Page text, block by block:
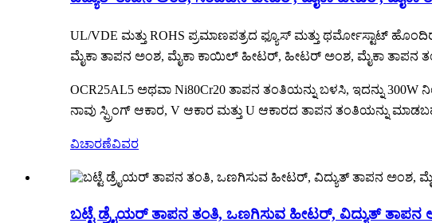
UL/VDE ಮತ್ತು ROHS ಪ್ರಮಾಣಪತ್ರದ ಫ್ಯೂಸ್ ಮತ್ತು ಥರ್ಮೋಸ್ಟಾಟ್
ಮೈಕಾ ತಾಪನ ಅಂಶ, ಮೈಕಾ ಕಾಯಿಲ್ ಹೀಟರ್, ಹೀಟರ್ ಅಂಶ, ಮೈಕಾ ತಾಪನ
OCR25AL5 ಅಥವಾ Ni80Cr20 ತಾಪನ ತಂತಿಯನ್ನು ಬಳಸಿ, ಇದನ್ನು
ನಾವು ಸ್ಪ್ರಿಂಗ್ ಆಕಾರ, V ಆಕಾರ ಮತ್ತು U ಆಕಾರದ ತಾಪನ ತಂತಿಯನ್ನು
ವಿಚಾರಣೆವಿವರ
ಬಟ್ಟೆ ಡ್ರೈಯರ್ ತಾಪನ ತಂತಿ, ಒಣಗಿಸುವ ಹೀಟರ್, ವಿದ್ಯುತ್ ತಾಪನ